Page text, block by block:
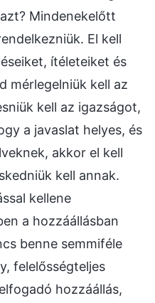
Mindenekelőtt
El kell
ítéleteiket és
mérlegelniük kell az
kell az igazságot,
a javaslat helyes, és
akkor el kell
kell annak.
kellene
a hozzáállásban
benne semmiféle
felelősségteljes
hozzáállás,